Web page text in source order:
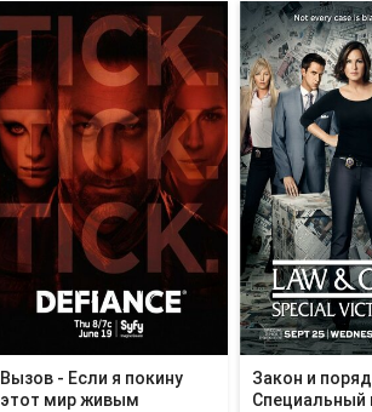
Вызов - Если я покину
этот мир живым
Закон и
Специальный